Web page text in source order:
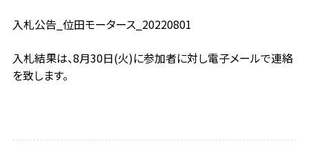
入札公告_位田モータース_20220801
入札結果は、8月30日(火)に参加者に対し電子メールで連絡
を致します。